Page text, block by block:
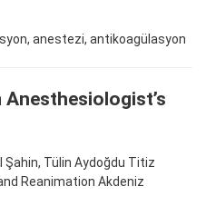
anestezi, antikoagülasyon
Şahin, Tülin Aydoğdu Titiz
Reanimation Akdeniz